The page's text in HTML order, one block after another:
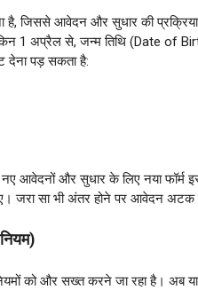
है, जिससे आवेदन और सुधार की
1 अप्रैल से, जन्म तिथि (Date of
देना पड़ सकता है:
आवेदनों और सुधार के लिए नया फॉर्म
जरा सा भी अंतर होने पर आवेदन
को और सख्त करने जा रहा है। अब